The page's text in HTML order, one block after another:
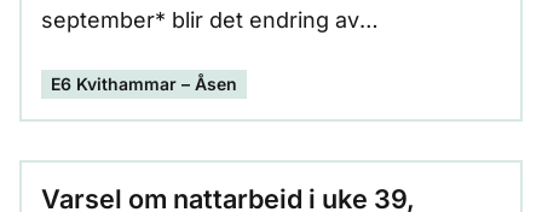
september* blir det endring av
omleggingen er at vi skal få fjernet den
midlertidige rundkjøringen på E6 i
Hammermarka, slik at ny E6 kan tilkobles
eksisterende E6, fra Vassmarka og
E6 Kvithammar – Åsen
Varsel om nattarbeid i uke 39,